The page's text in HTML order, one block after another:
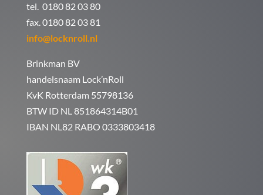
tel. 0180 82 03 80
fax. 0180 82 03 81
info@locknroll.nl
Brinkman BV
handelsnaam Lock’nRoll
KvK Rotterdam 55798136
BTW ID NL 851864314B01
IBAN NL82 RABO 0333803418